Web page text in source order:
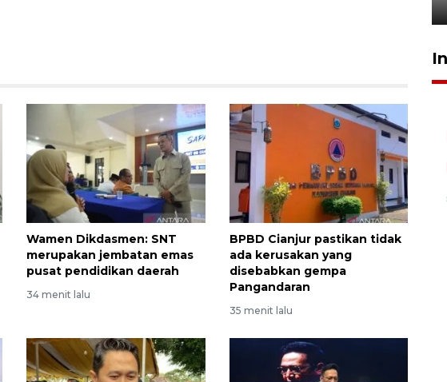
Wamen Dikdasmen: SNT
merupakan jembatan emas
pusat pendidikan daerah
34 menit lalu
BPBD Cianjur pastikan tidak
ada kerusakan yang
disebabkan gempa
Pangandaran
35 menit lalu